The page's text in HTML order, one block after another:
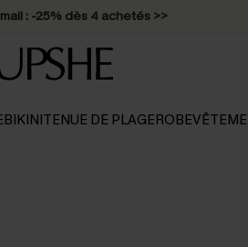
: -25% dès 4 achetés >>
BIKINITENUE DE PLAGEROBE